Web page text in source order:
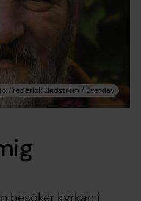
besöker kyrkan i